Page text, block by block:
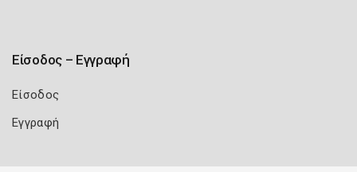
Είσοδος – Εγγραφή
Είσοδος
Εγγραφή